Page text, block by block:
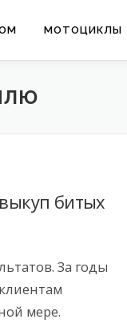
МОТОЦИКЛЫ
битых
За годы
мере.